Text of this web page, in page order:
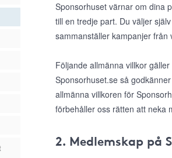
Sponsorhuset värnar om dina
till en tredje part. Du väljer
sammanställer kampanjer från
Följande allmänna villkor
Sponsorhuset.se så
allmänna villkoren för
förbehåller oss rätten att neka
2. Medlemskap på